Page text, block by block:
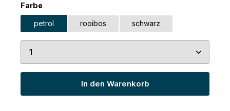
Farbeauswählen
petrol rooibos schwarz
Produkt Anzahl: Gib den gewünschten Wert
In den Warenkorb